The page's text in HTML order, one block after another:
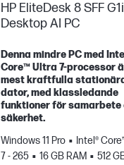
HP EliteDesk 8 SFF G1i
Desktop AI PC
Denna mindre PC med
Core™ Ultra 7‑processor
mest kraftfulla
dator, med klassledande
funktioner för samarbete
säkerhet.
Windows 11 Pro
Intel®
7 - 265
16 GB RAM
512